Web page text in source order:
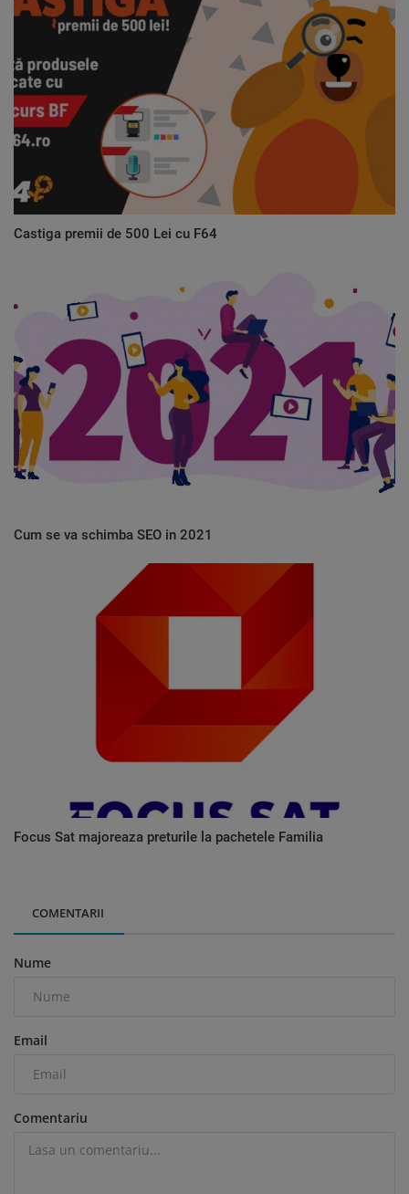
Castiga premii de 500 Lei cu F64
Cum se va schimba SEO in 2021
Focus Sat majoreaza preturile la pachetele Familia
COMENTARII
Nume
Email
Comentariu